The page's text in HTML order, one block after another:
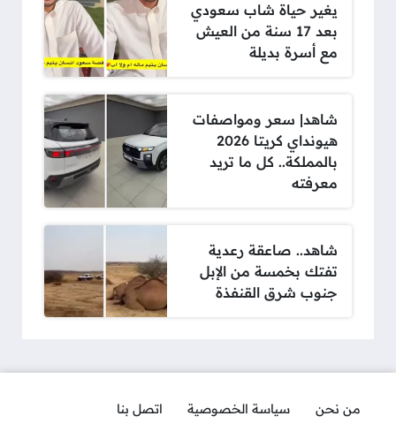
يغير حياة شاب سعودي
بعد 17 سنة من العيش
مع أسرة بديلة
شاهد| سعر ومواصفات
هيونداي كريتا 2026
بالمملكة.. كل ما تريد
معرفته
شاهد.. صاعقة رعدية
تفتك بخمسة من الإبل
جنوب شرق القنفذة
من نحن سياسة الخصوصية اتصل بنا